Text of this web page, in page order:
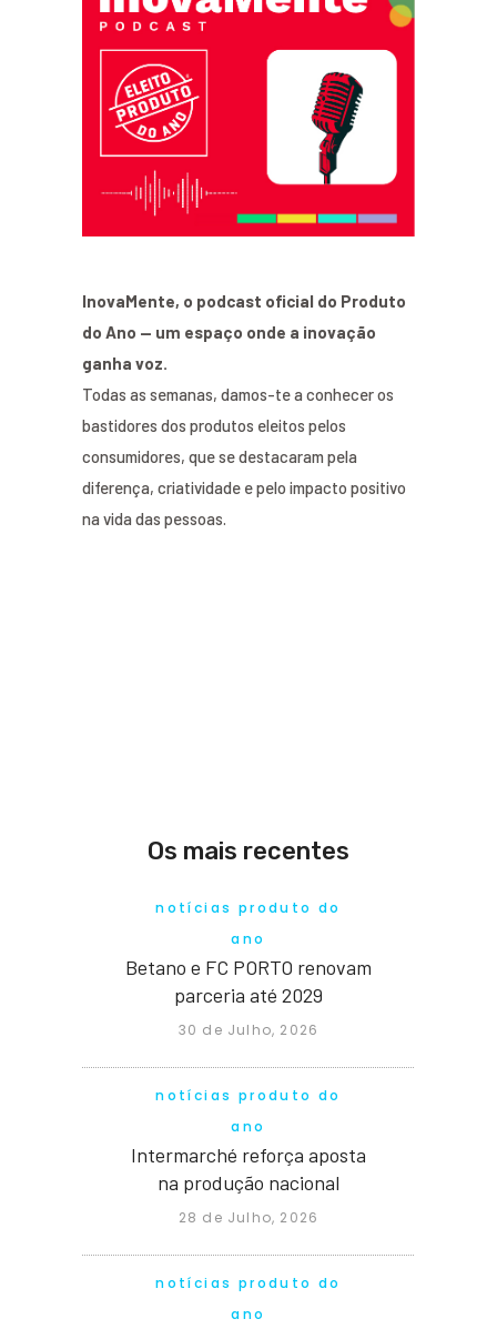
InovaMente, o podcast oficial do Produto
do Ano — um espaço onde a inovação
ganha voz.
Todas as semanas, damos-te a conhecer os
bastidores dos produtos eleitos pelos
consumidores, que se destacaram pela
diferença, criatividade e pelo impacto positivo
na vida das pessoas.
Os mais recentes
notícias produto do
ano
Betano e FC PORTO renovam
parceria até 2029
30 de Julho, 2026
notícias produto do
ano
Intermarché reforça aposta
na produção nacional
28 de Julho, 2026
notícias produto do
ano